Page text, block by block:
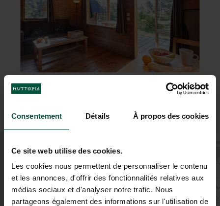
Consentement Détails À propos des cookies
Ce site web utilise des cookies.
Les cookies nous permettent de personnaliser le contenu
et les annonces, d'offrir des fonctionnalités relatives aux
médias sociaux et d'analyser notre trafic. Nous
partageons également des informations sur l'utilisation de